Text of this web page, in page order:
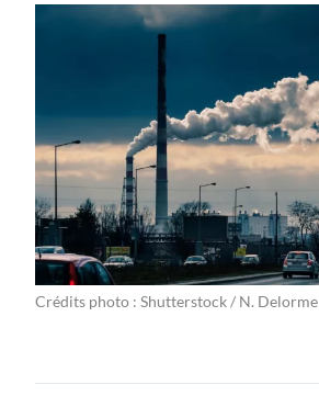
Crédits photo : Shutterstock / N. Delorme